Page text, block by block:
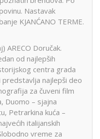
Nastavak
KJANĆANO TERME.
ARECO Doručak.
od najlepših
centra grada
najlepši deo
za čuveni film
Duomo – sjajna
Petrarkina kuća –
italijanskih
vreme za